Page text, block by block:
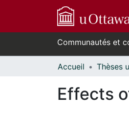
Communautés et
Accueil
Effects